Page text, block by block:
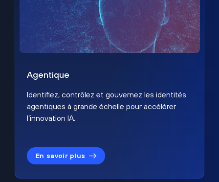
Agentique
Identifiez, contrôlez et gouvernez les identités
agentiques à grande échelle pour accélérer
l’innovation IA.
En savoir plus